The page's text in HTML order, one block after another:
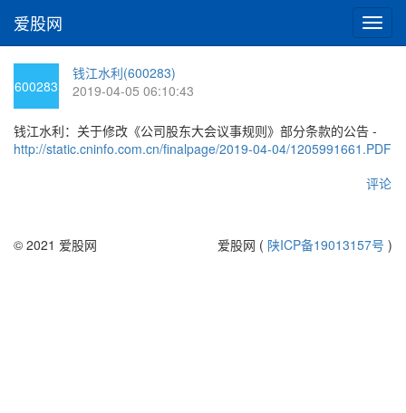
切
换
爱股网
600283
钱江水利(600283)
2019-04-05 06:10:43
钱江水利：关于修改《公司股东大会议事规则》部分条款的公告 -
http://static.cninfo.com.cn/finalpage/2019-04-04/1205991661.PDF
评论
© 2021 爱股网 爱股网 ( 陕ICP备19013157号 )